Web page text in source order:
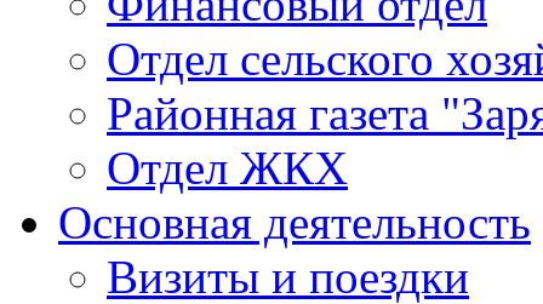
Отдел сельского
Районная газета
Отдел ЖКХ
Основная деятельность
Визиты и поездки